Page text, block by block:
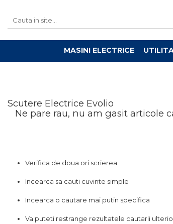
MASINI ELECTRICE
Scutere Electrice Evolio
Ne pare rau, nu am gasit articole
Verifica de doua ori scrierea
Incearca sa cauti cuvinte simple
Incearca o cautare mai putin specifica
Va puteti restrange rezultatele cautarii